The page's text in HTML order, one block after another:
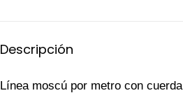
Descripción
Línea moscú por metro con cuerda